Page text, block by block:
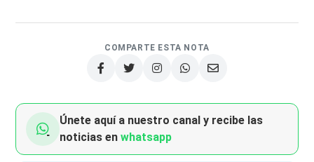
COMPARTE ESTA NOTA
Únete aquí a nuestro canal y recibe las
noticias enwhatsapp